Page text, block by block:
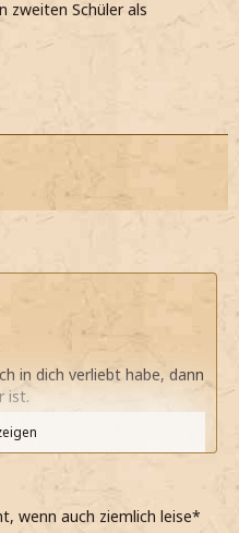
und auch die anderen
haben.
zweiten Schüler als
in dich verliebt habe, dann
ist.
das jetzt für ihn bedeutet*
wenn auch ziemlich leise*